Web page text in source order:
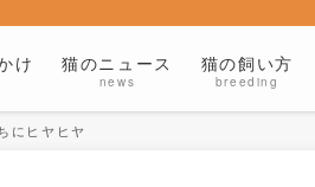
け 猫のニュース
news
猫の飼い方
breeding
にヒヤヒヤ